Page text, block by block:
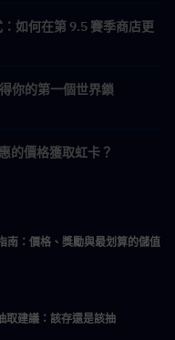
：如何在第 9.5 賽季商店更
你的第一個世界鎖
的價格獲取虹卡？
南：價格、獎勵與最划算的儲值
取建議：該存還是該抽